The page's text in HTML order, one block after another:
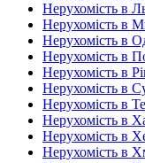
Нерухомість в
Нерухомість в
Нерухомість в
Нерухомість в
Нерухомість в
Нерухомість в
Нерухомість в
Нерухомість в
Нерухомість в
Нерухомість в